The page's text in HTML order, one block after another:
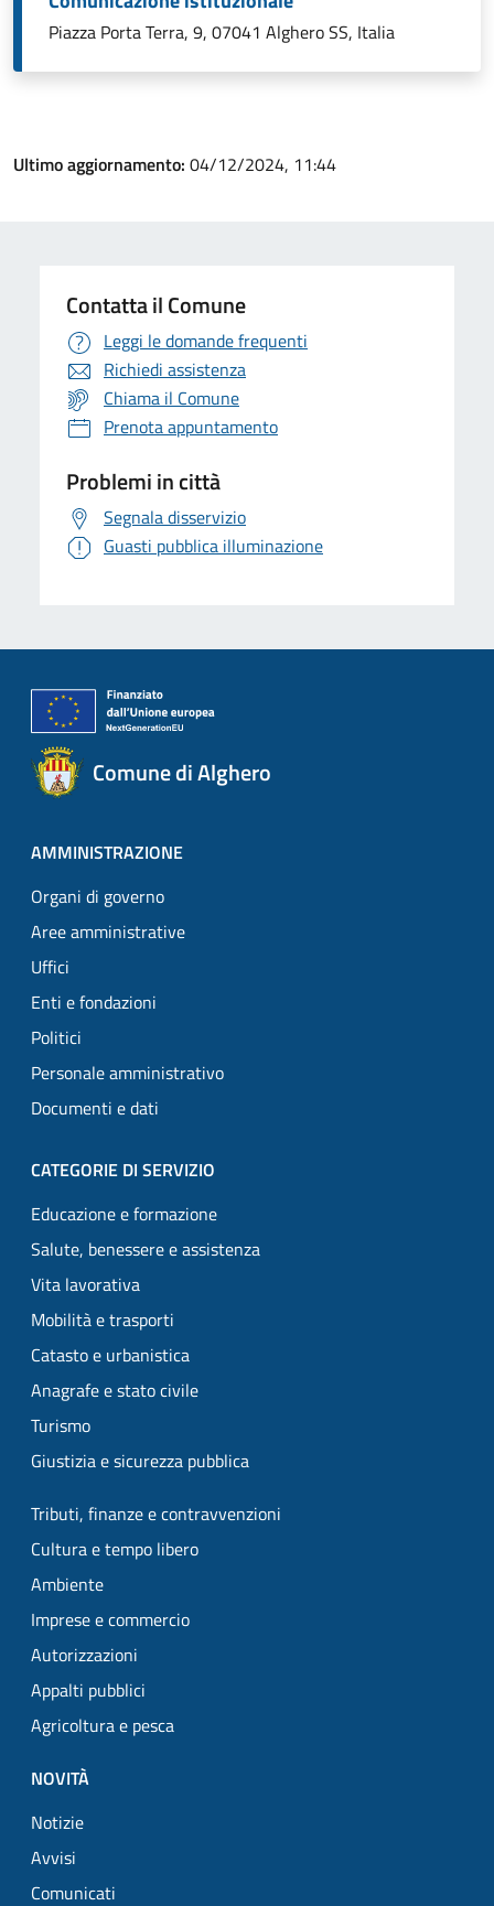
Piazza Porta Terra, 9, 07041 Alghero SS, Italia
Ultimo aggiornamento: 04/12/2024, 11:44
Contatta il Comune
Leggi le domande frequenti
Richiedi assistenza
Chiama il Comune
Prenota appuntamento
Problemi in città
Segnala disservizio
Guasti pubblica illuminazione
Comune di Alghero
AMMINISTRAZIONE
Organi di governo
Aree amministrative
Uffici
Enti e fondazioni
Politici
Personale amministrativo
Documenti e dati
CATEGORIE DI SERVIZIO
Educazione e formazione
Salute, benessere e assistenza
Vita lavorativa
Mobilità e trasporti
Catasto e urbanistica
Anagrafe e stato civile
Turismo
Giustizia e sicurezza pubblica
Tributi, finanze e contravvenzioni
Cultura e tempo libero
Ambiente
Imprese e commercio
Autorizzazioni
Appalti pubblici
Agricoltura e pesca
NOVITÀ
Notizie
Avvisi
Comunicati